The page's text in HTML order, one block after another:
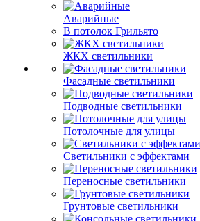
Аварийные
В потолок Грильято
ЖКХ светильники
Фасадные светильники
Подводные светильники
Потолочные для улицы
Светильники с эффектами
Переносные светильники
Грунтовые светильники